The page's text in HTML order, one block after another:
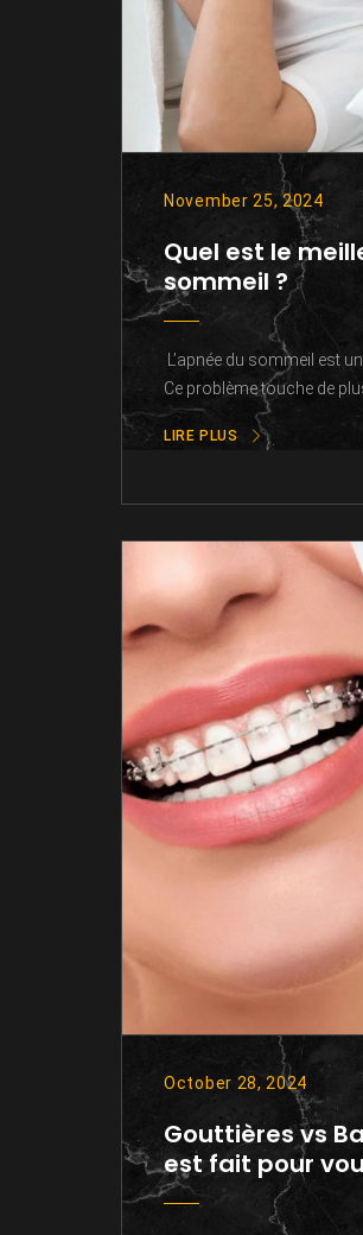
November 25, 2024
Quel est le
sommeil ?
L’apnée du sommeil est
Ce problème touche de
LIRE PLUS
October 28, 2024
Gouttières vs
est fait pour